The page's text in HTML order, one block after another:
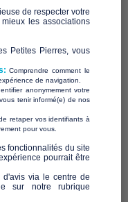
association loi 1901
partager leur sur
, sans pour autant
de respecter votre
les associations
Petites Pierres, vous
Comprendre comment le
de navigation.
anonymement votre
tenir informé(e) de nos
retaper vos identifiants à
pour vous.
fonctionnalités du site
pourrait être
d'avis via le centre de
sur notre rubrique